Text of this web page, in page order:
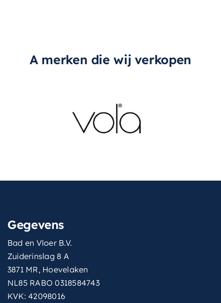
A merken die wij verkopen
Gegevens
Bad en Vloer B.V.
Zuiderinslag 8 A
3871 MR, Hoevelaken
NL85 RABO 0318584743
KVK: 42098016